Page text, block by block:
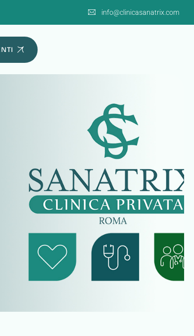
info@clinicasanatrix.com